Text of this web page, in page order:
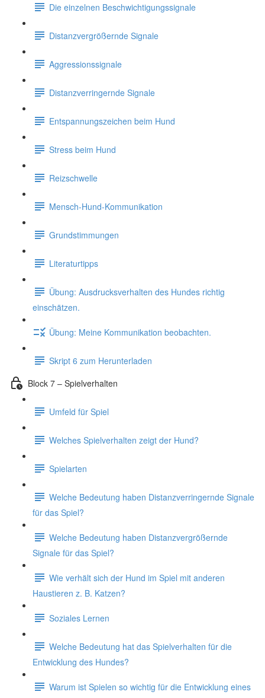
Die einzelnen Beschwichtigungssignale
Distanzvergrößernde Signale
Aggressionssignale
Distanzverringernde Signale
Entspannungszeichen beim Hund
Stress beim Hund
Reizschwelle
Mensch-Hund-Kommunikation
Grundstimmungen
Literaturtipps
Übung: Ausdrucksverhalten des Hundes richtig
einschätzen.
Übung: Meine Kommunikation beobachten.
Skript 6 zum Herunterladen
Block 7 – Spielverhalten
Umfeld für Spiel
Welches Spielverhalten zeigt der Hund?
Spielarten
Welche Bedeutung haben Distanzverringernde Signale
für das Spiel?
Welche Bedeutung haben Distanzvergrößernde
Signale für das Spiel?
Wie verhält sich der Hund im Spiel mit anderen
Haustieren z. B. Katzen?
Soziales Lernen
Welche Bedeutung hat das Spielverhalten für die
Entwicklung des Hundes?
Warum ist Spielen so wichtig für die Entwicklung eines